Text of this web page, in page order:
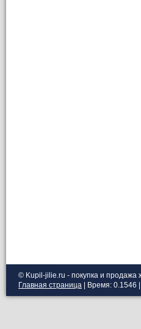
© Kupil-jilie.ru - покупка и продажа
Главная страница | Время: 0.1546